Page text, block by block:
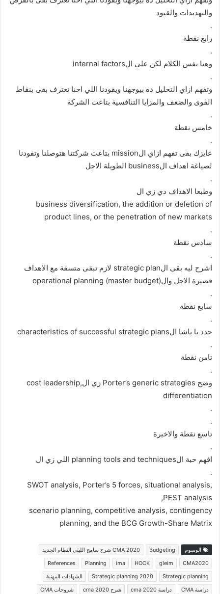
والتهديدات والقيود
.
رابع نقطة
.
وهنا نفس الكلام لكن على الinternal factors
.
وتفهم ازاي التحليل ده بيوجهنا ويقودنا اللي احنا نعترف بقى بنقاط
القوى والضعف والمزايا التنافسية بتاعت الشركة
.
خامس نقطة
.
عايزك بقى تفهم ازاي الmission بتاعت شركتنا هتوصلنا وتقودنا
لصياغة اهداف الbusiness الطويلة الاجل
.
وطبعا الاهداف دي زي ال
business diversification, the addition or deletion of
product lines, or the penetration of new markets
.
سادس نقطة
.
اشرح ليه بقى الstrategic plan لازم تبقى متسقة مع الاهداف
قصيرة الاجل والoperational planning (master budget)
.
سابع نقطة
.
حدد يا باشا الcharacteristics of successful strategic plans
.
تامن نقطة
.
وضح Porter’s generic strategies زي الcost leadership,
differentiation
.
.
تاسع نقطة والاخيرة
.
افهم حبة الplanning tools and techniques اللي زي ال
.
SWOT analysis, Porter’s 5 forces, situational analysis,
PEST analysis,
scenario planning, competitive analysis, contingency
planning, and the BCG Growth-Share Matrix
الوسوم Budgeting
CMA 2020 شرح سامح الليثي النظام الجديد
CMA2020
gleim
HOCK
ima
Planning
References
Strategic planning
Strategic planning 2020
الشهادات المهنية
دراسة CMA
دراسة cma 2020 شرح cma 2020
شروحات CMA